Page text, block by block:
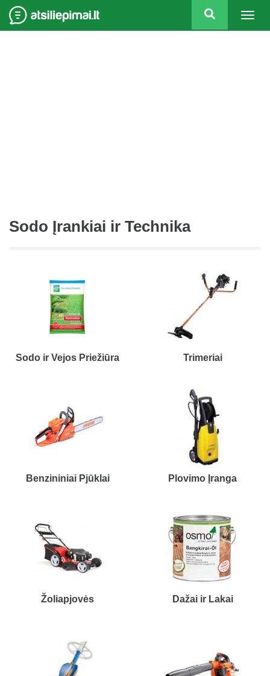
Sodo Įrankiai ir Technika
Sodo ir Vejos Priežiūra Trimeriai
Benzininiai Pjūklai Plovimo Įranga
Žoliapjovės Dažai ir Lakai